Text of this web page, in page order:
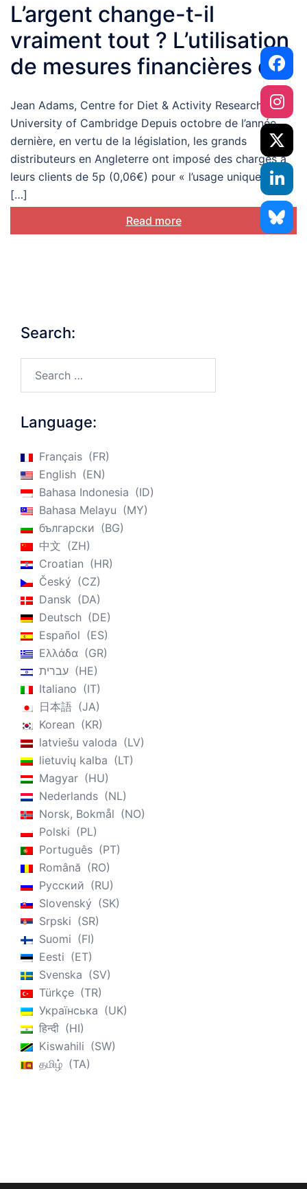
L’argent change-t-il
vraiment tout ? L’utilisation
de mesures financières qui
incitent et dissuadent dans
le but de changer les
comportements liés à la
santé
Jean Adams, Centre for Diet & Activity Research,
University of Cambridge Depuis octobre de l’année
dernière, en vertu de la législation, les grands
distributeurs en Angleterre ont imposé des charges à
leurs clients de 5p (0,06€) pour « l’usage unique de
[…]
Read more
Search:
Language:
Français
FR
English
EN
Bahasa Indonesia
ID
Bahasa Melayu
MY
български
BG
中文
ZH
Croatian
HR
Český
CZ
Dansk
DA
Deutsch
DE
Español
ES
Ελλάδα
GR
עברית
HE
Italiano
IT
日本語
JA
Korean
KR
latviešu valoda
LV
lietuvių kalba
LT
Magyar
HU
Nederlands
NL
Norsk, Bokmål
NO
Polski
PL
Português
PT
Română
RO
Русский
RU
Slovenský
SK
Srpski
SR
Suomi
FI
Eesti
ET
Svenska
SV
Türkçe
TR
Українська
UK
हिन्दी
HI
Kiswahili
SW
தமிழ்
TA